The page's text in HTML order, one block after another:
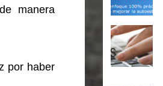
manera
por haber